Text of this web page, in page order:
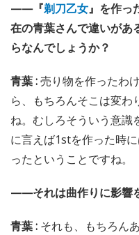
——『剃刀乙女』を作っ
在の青葉さんで違いがあ
らなんでしょうか？
青葉 :売り物を作ったわ
ら、もちろんそこは変わ
ね。むしろそういう意識
に言えば1stを作った時
ったということですね。
——それは曲作りに影響
青葉 : それも、もちろん